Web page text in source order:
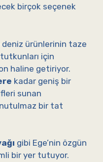
birçok seçenek
deniz ürünlerinin taze
için
haline getiriyor.
kadar geniş bir
sunan
bir tat
gibi Ege’nin özgün
bir yer tutuyor.